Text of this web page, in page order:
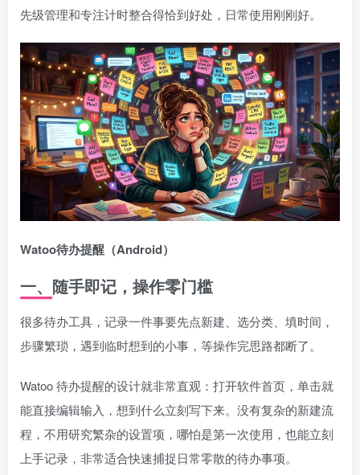
先级管理和专注计时整合得恰到好处，日常使用刚刚好。
Watoo待办提醒（Android）
一、随手即记，操作零门槛
很多待办工具，记录一件事要先点新建、选分类、填时间，
步骤繁琐，遇到临时想到的小事，等操作完思路都断了。
Watoo 待办提醒的设计就非常直观：打开软件首页，单击就
能直接编辑输入，想到什么立刻写下来。没有复杂的新建流
程，不用研究繁杂的设置项，哪怕是第一次使用，也能立刻
上手记录，非常适合快速捕捉日常零散的待办事项。